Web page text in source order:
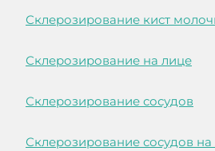
Склерозирование кист
Склерозирование на лице
Склерозирование сосудов
Склерозирование сосудов